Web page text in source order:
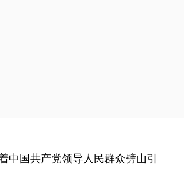
国共产党领导人民群众劈山引